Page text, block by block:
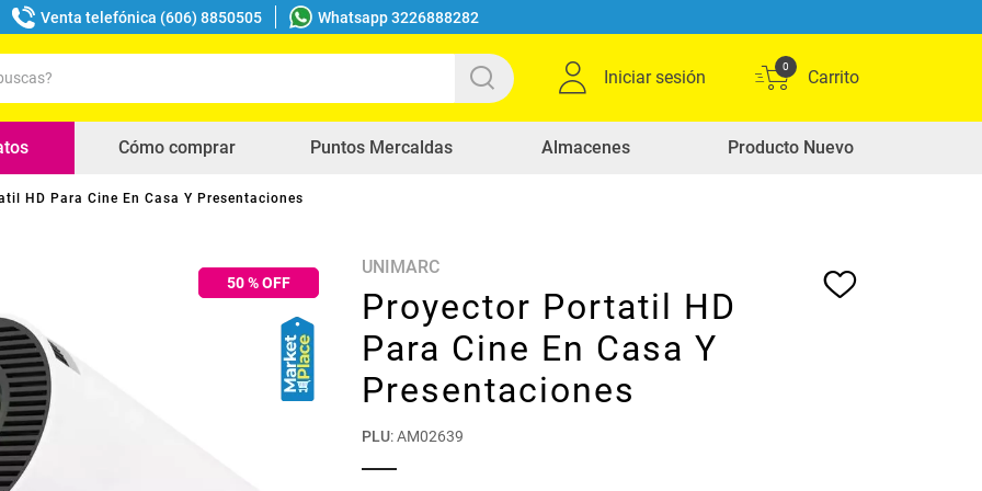
Venta telefónica (606) 8850505 Whatsapp 3226888282
Iniciar sesión
0
Cómo comprar Puntos Mercaldas Almacenes Producto Nuevo
HD Para Cine En Casa Y Presentaciones
50% OFF
UNIMARC
Proyector Portatil HD
Para Cine En Casa Y
Presentaciones
PLU:AM02639
buscados